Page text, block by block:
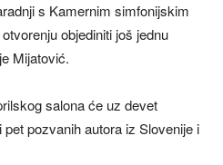
s Kamernim simfonijskim
objediniti još jednu
Mijatović.
salona će uz devet
pozvanih autora iz Slovenije i